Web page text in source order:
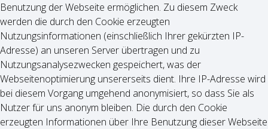
Benutzung der Webseite ermöglichen. Zu diesem Zweck
werden die durch den Cookie erzeugten
Nutzungsinformationen (einschließlich Ihrer gekürzten IP-
Adresse) an unseren Server übertragen und zu
Nutzungsanalysezwecken gespeichert, was der
Webseitenoptimierung unsererseits dient. Ihre IP-Adresse wird
bei diesem Vorgang umge­hend anony­mi­siert, so dass Sie als
Nutzer für uns anonym bleiben. Die durch den Cookie
erzeugten Informationen über Ihre Benutzung dieser Webseite